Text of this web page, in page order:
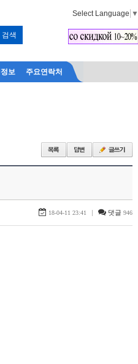
Select Language ▼
보 주요연락처
18-04-11 23:41 | 댓글 946